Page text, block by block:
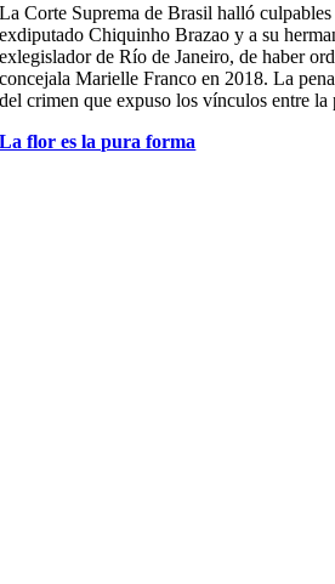
La Corte Suprema de Brasil halló culpables
exdiputado Chiquinho Brazao y a su
exlegislador de Río de Janeiro, de haber
concejala Marielle Franco en 2018. La
del crimen que expuso los vínculos entre
La flor es la pura forma